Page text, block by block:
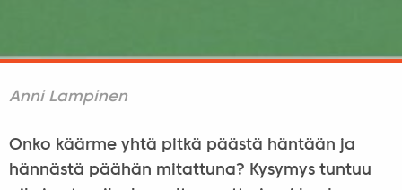
Anni Lampinen
Onko käärme yhtä pitkä päästä häntään ja
hännästä päähän mitattuna? Kysymys tuntuu